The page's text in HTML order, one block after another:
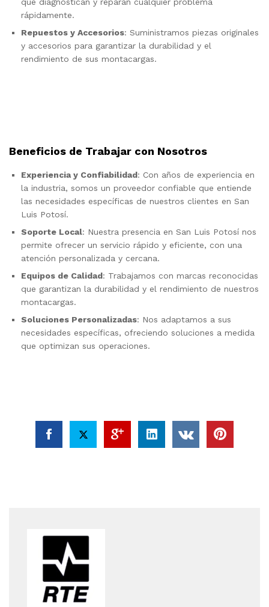
rápidamente.
Repuestos y Accesorios: Suministramos piezas originales
y accesorios para garantizar la durabilidad y el
rendimiento de sus montacargas.
Beneficios de Trabajar con Nosotros
Experiencia y Confiabilidad: Con años de experiencia en
la industria, somos un proveedor confiable que entiende
las necesidades específicas de nuestros clientes en San
Luis Potosí.
Soporte Local: Nuestra presencia en San Luis Potosí nos
permite ofrecer un servicio rápido y eficiente, con una
atención personalizada y cercana.
Equipos de Calidad: Trabajamos con marcas reconocidas
que garantizan la durabilidad y el rendimiento de nuestros
montacargas.
Soluciones Personalizadas: Nos adaptamos a sus
necesidades específicas, ofreciendo soluciones a medida
que optimizan sus operaciones.